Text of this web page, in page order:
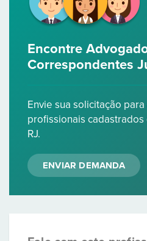
Encontre
Correspondentes
Envie sua solicitação
profissionais
RJ.
ENVIAR DEMANDA